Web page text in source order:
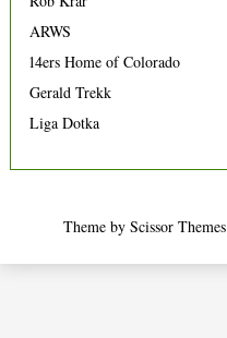
ARWS
14ers Home of Colorado
Gerald Trekk
Liga Dotka
Theme by Scissor Themes